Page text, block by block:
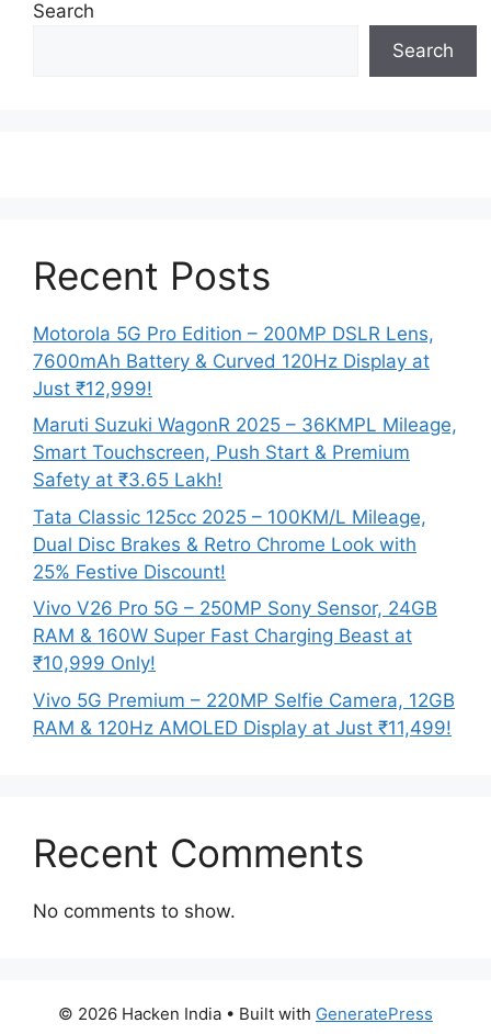
Search
Search
Recent Posts
Motorola 5G Pro Edition – 200MP DSLR Lens,
7600mAh Battery & Curved 120Hz Display at
Just ₹12,999!
Maruti Suzuki WagonR 2025 – 36KMPL Mileage,
Smart Touchscreen, Push Start & Premium
Safety at ₹3.65 Lakh!
Tata Classic 125cc 2025 – 100KM/L Mileage,
Dual Disc Brakes & Retro Chrome Look with
25% Festive Discount!
Vivo V26 Pro 5G – 250MP Sony Sensor, 24GB
RAM & 160W Super Fast Charging Beast at
₹10,999 Only!
Vivo 5G Premium – 220MP Selfie Camera, 12GB
RAM & 120Hz AMOLED Display at Just ₹11,499!
Recent Comments
No comments to show.
© 2026 Hacken India • Built with GeneratePress